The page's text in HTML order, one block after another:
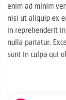
enim ad minim
nisi ut aliquip ex
in reprehenderit
nulla pariatur.
sunt in culpa qui